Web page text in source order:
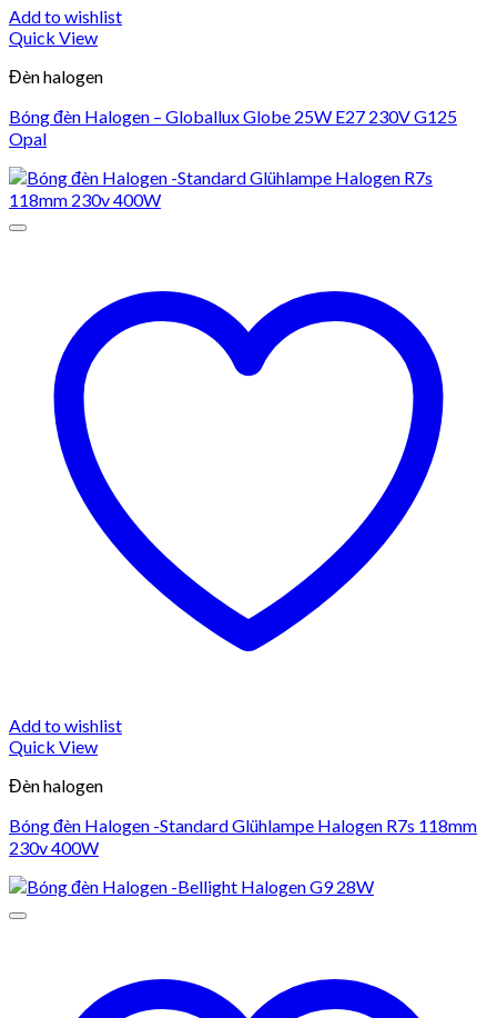
Add to wishlist
Quick View
Đèn halogen
Bóng đèn Halogen – Globallux Globe 25W E27 230V G125
Opal
Add to wishlist
Quick View
Đèn halogen
Bóng đèn Halogen -Standard Glühlampe Halogen R7s 118mm
230v 400W